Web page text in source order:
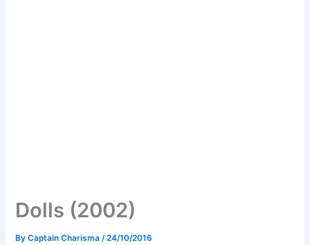
Dolls (2002)
ByCaptain Charisma /24/10/2016